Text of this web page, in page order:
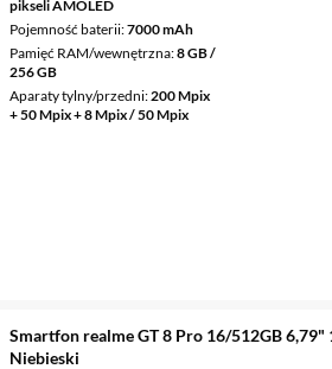
pikseli AMOLED
Pojemność baterii 7000 mAh
Pamięć RAM/wewnętrzna 8 GB /
256 GB
Aparaty tylny/przedni 200 Mpix
+ 50 Mpix + 8 Mpix / 50 Mpix
Smartfon realme GT 8 Pro 16/512GB
Niebieski